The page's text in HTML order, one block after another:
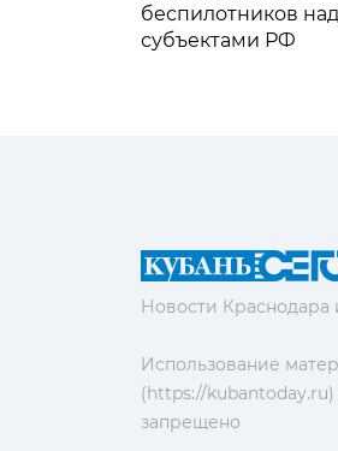
беспилотников над
субъектами РФ
Новости Краснодара
Использование
(https://
запрещено